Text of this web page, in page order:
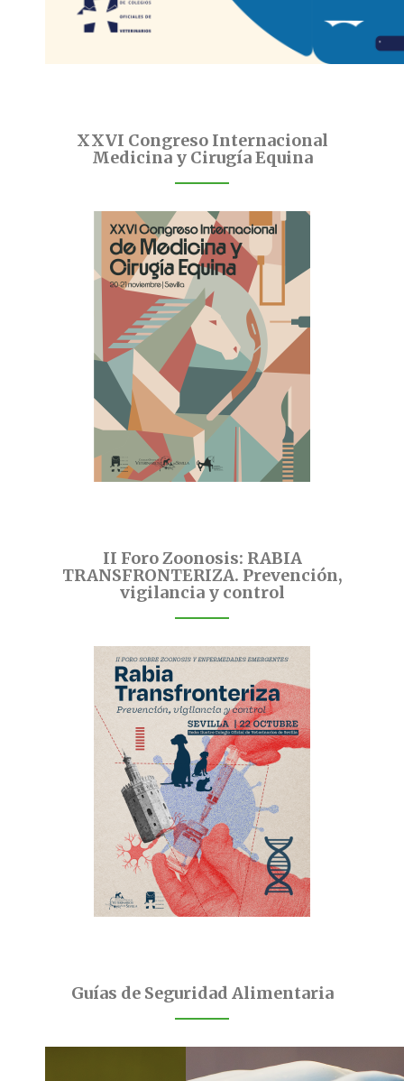
XXVI Congreso Internacional
Medicina y Cirugía Equina
II Foro Zoonosis: RABIA
TRANSFRONTERIZA. Prevención,
vigilancia y control
Guías de Seguridad Alimentaria